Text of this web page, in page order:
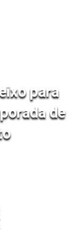
para
de